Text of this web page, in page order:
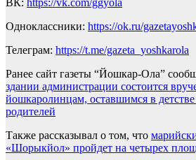
ВК: https://vk.com/ggyola
Одноклассники: https://ok.ru/
Телеграм: https://t.me/gazeta_yoshkarola
Ранее сайт газеты “Йошкар-Ола”
здании администрации состоится
йошкаролинцам, оставшимся в
родителей
Также рассказывал о том, что
«Шорыкйол» пройдет на четырех